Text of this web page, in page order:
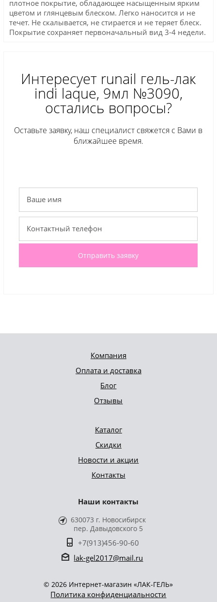
плотное покрытие, обладающее насыщенным ярким
цветом и глянцевым блеском. Легко наносится и не
течет. Не скалывается, не стирается и не теряет блеск.
Покрытие сохраняет первоначальный вид 3-4 недели.
Интересует runail гель-лак
indi laque, 9мл №3090,
остались вопросы?
Оставьте заявку, наш специалист свяжется с Вами в
ближайшее время.
Отправить заявку
Компания
Оплата и доставка
Блог
Отзывы
Каталог
Скидки
Новости и акции
Контакты
Наши контакты
630073 г. Новосибирск
пер. Давыдовского 5
+7(913)456-90-60
lak-gel2017@mail.ru
© 2026 Интернет-магазин «ЛАК-ГЕЛЬ»
Политика конфиденциальности